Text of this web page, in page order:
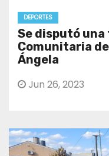
DEPORTES
Se disputó una
Comunitaria
Ángela
Jun 26, 2023